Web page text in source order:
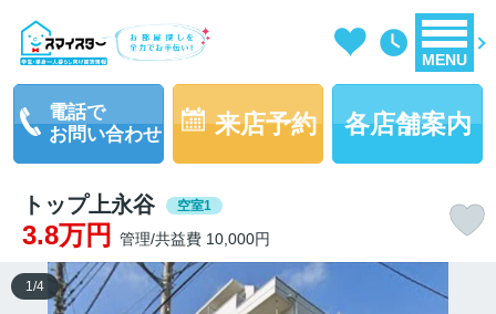
MENU
電話で
お問い合わせ
来店予約 各店舗案内
トップ上永谷 空室1
3.8万円 管理/共益費 10,000円
1/4